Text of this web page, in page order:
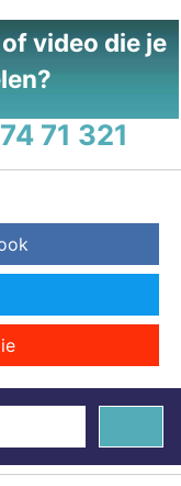
video die je
71 321